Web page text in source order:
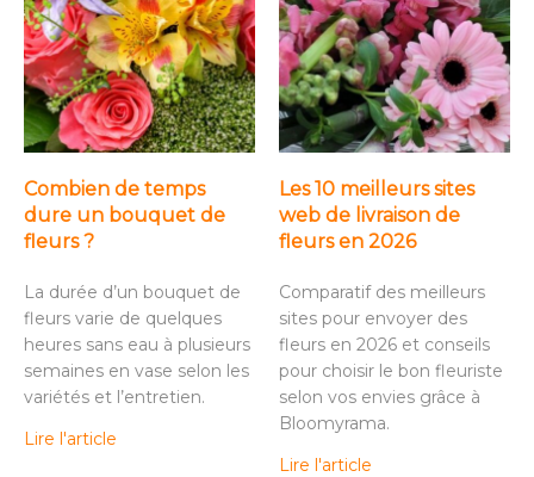
Combien de temps
dure un bouquet de
fleurs ?
La durée d’un bouquet de
fleurs varie de quelques
heures sans eau à plusieurs
semaines en vase selon les
variétés et l’entretien.
Lire l'article
Les 10 meilleurs sites
web de livraison de
fleurs en 2026
Comparatif des meilleurs
sites pour envoyer des
fleurs en 2026 et conseils
pour choisir le bon fleuriste
selon vos envies grâce à
Bloomyrama.
Lire l'article